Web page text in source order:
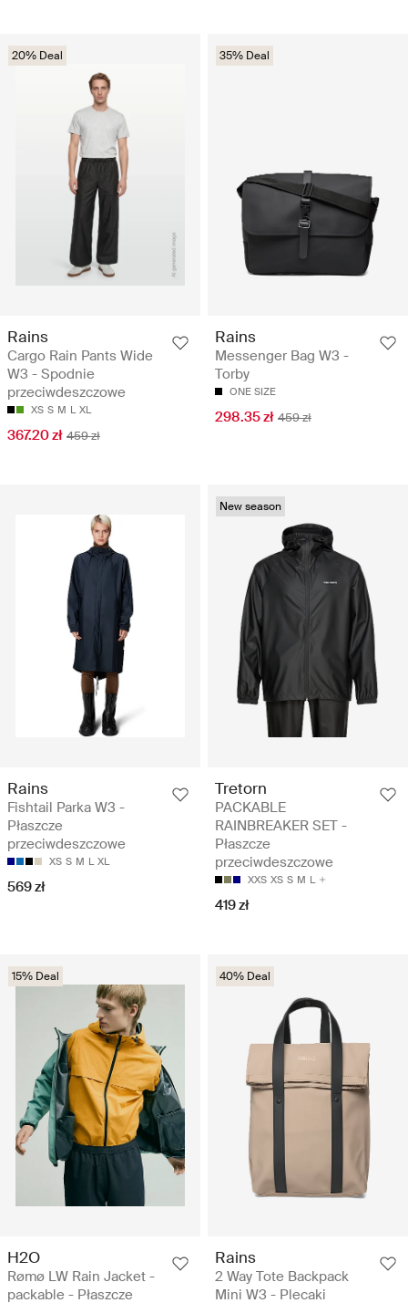
20% Deal
Rains
Cargo Rain Pants Wide
W3 - Spodnie
przeciwdeszczowe
XS S M L XL
367.20 zł 459 zł
35% Deal
Rains
Messenger Bag W3 -
Torby
ONE SIZE
298.35 zł 459 zł
Rains
Fishtail Parka W3 -
Płaszcze
przeciwdeszczowe
XS S M L XL
569 zł
New season
Tretorn
PACKABLE
RAINBREAKER SET -
Płaszcze
przeciwdeszczowe
XXS XS S M L
419 zł
15% Deal
H2O
Rømø LW Rain Jacket -
packable - Płaszcze
40% Deal
Rains
2 Way Tote Backpack
Mini W3 - Plecaki